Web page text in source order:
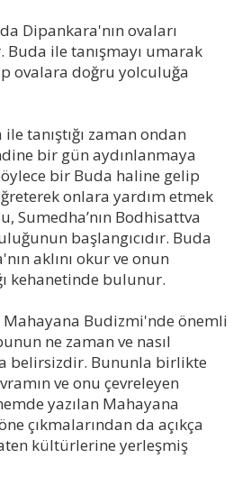
Dipankara'nın ovaları
ile tanışmayı umarak
ovalara doğru yolculuğa
tanıştığı zaman ondan
bir gün aydınlanmaya
bir Buda haline gelip
onlara yardım etmek
Sumedha’nın Bodhisattva
başlangıcıdır. Buda
aklını okur ve onun
kehanetinde bulunur.
Mahayana Budizmi'nde önemli
ne zaman ve nasıl
belirsizdir. Bununla birlikte
ve onu çevreleyen
yazılan Mahayana
çıkmalarından da açıkça
kültürlerine yerleşmiş